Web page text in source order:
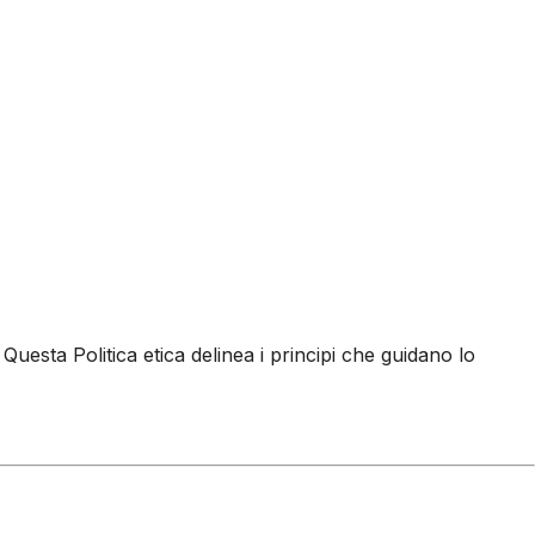
Politica etica delinea i principi che guidano lo